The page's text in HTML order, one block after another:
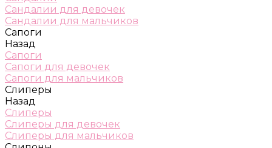
Сандалии для девочек
Сандалии для мальчиков
Сапоги
Назад
Сапоги
Сапоги для девочек
Сапоги для мальчиков
Слиперы
Назад
Слиперы
Слиперы для девочек
Слиперы для мальчиков